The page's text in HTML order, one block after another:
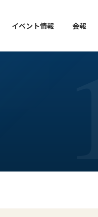
イベント情報 会報